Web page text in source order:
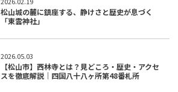
松山城の麓に鎮座する、静けさと歴史が息づく
「東雲神社」
2026.05.03
【松山市】西林寺とは？見どころ・歴史・アクセ
スを徹底解説｜四国八十八ヶ所第48番札所